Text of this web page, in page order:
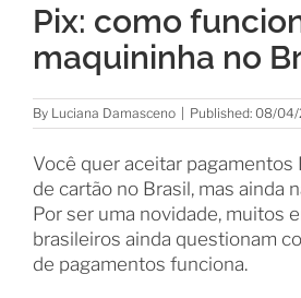
Pix: como
maquininha no
By Luciana Damasceno Published: 08/
Você quer aceitar pagamentos
de cartão no Brasil, mas ainda
Por ser uma novidade, muitos
brasileiros ainda questionam
de pagamentos funciona.